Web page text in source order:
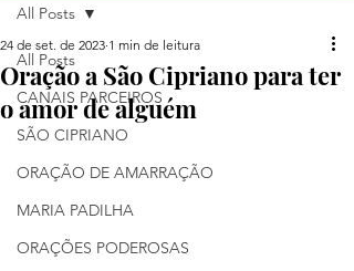
All Posts
CANAIS PARCEIROS
SÃO CIPRIANO
ORAÇÃO DE AMARRAÇÃO
MARIA PADILHA
ORAÇÕES PODEROSAS
All Posts
Oração a São Cipriano para ter
o amor de alguém
24 de set. de 2023 1 min de leitura